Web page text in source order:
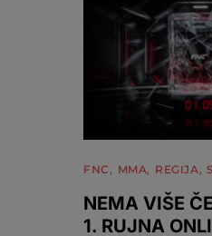
FNC MMA REGIJA
NEMA VIŠE
1. RUJNA